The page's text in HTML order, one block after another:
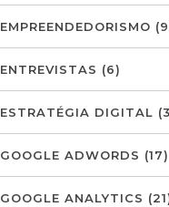
EMPREENDEDORISMO
ENTREVISTAS (6)
ESTRATÉGIA DIGITAL
GOOGLE ADWORDS (17)
GOOGLE ANALYTICS